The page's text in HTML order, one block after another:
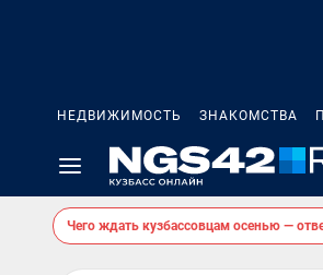
НЕДВИЖИМОСТЬ ЗНАКОМСТВА
Чего ждать кузбассовцам осенью —